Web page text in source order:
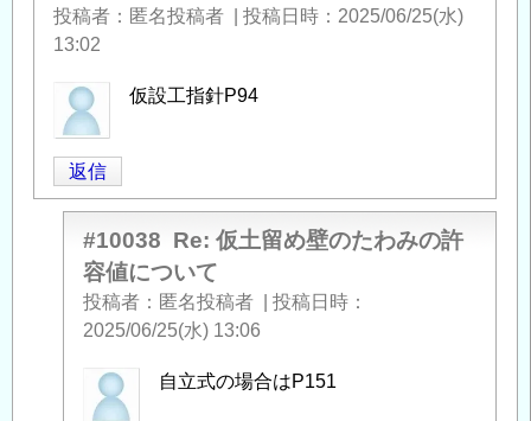
投稿者 匿名投稿者 投稿日時
2025/06/25(水)
13:02
仮設工指針P94
返信
#10038 Re: 仮土留め壁のたわみの許
容値について
投稿者 匿名投稿者
投稿日時
2025/06/25(水) 13:06
匿
名
自立式の場合はP151